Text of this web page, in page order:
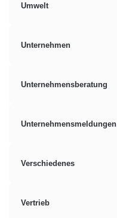
Umwelt
Unternehmen
Unternehmensberatung
Unternehmensmeldungen
Verschiedenes
Vertrieb